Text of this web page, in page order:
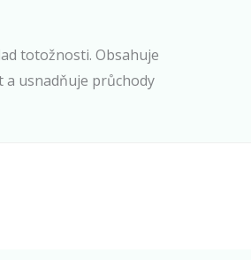
totožnosti. Obsahuje
usnadňuje průchody